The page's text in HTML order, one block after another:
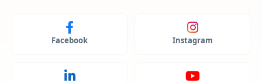
Facebook Instagram